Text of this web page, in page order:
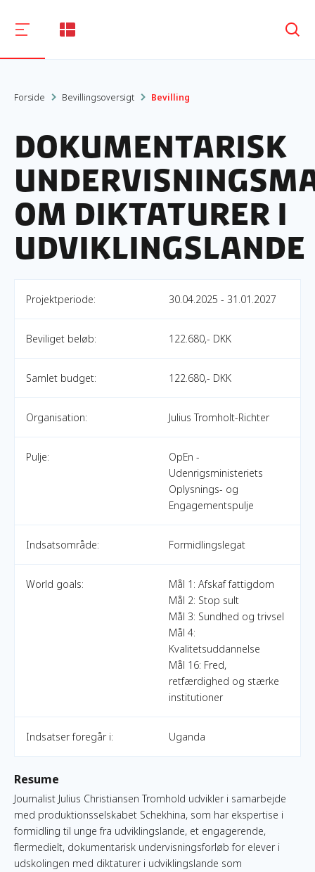
Søg
Forside Bevillingsoversigt Bevilling
Dokumentarisk
om diktaturer i
udviklingslande
Projektperiode: 30.04.2025 - 31.01.2027
Beviliget beløb: 122.680,- DKK
Samlet budget: 122.680,- DKK
Organisation: Julius Tromholt-Richter
Pulje:
OpEn -
Udenrigsministeriets
Oplysnings- og
Engagementspulje
Indsatsområde: Formidlingslegat
World goals:
Mål 1: Afskaf fattigdom
Mål 2: Stop sult
Mål 3: Sundhed og trivsel
Mål 4:
Kvalitetsuddannelse
Mål 16: Fred,
retfærdighed og stærke
institutioner
Indsatser foregår i: Uganda
Resume
Journalist Julius Christiansen Tromhold udvikler i samarbejde
med produktionsselskabet Schekhina, som har ekspertise i
formidling til unge fra udviklingslande, et engagerende,
flermedielt, dokumentarisk undervisningsforløb for elever i
udskolingen med diktaturer i udviklingslande som